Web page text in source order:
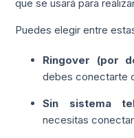
que se usará para
Puedes elegir entre
Ringover (por
debes conectarte
Sin sistema
necesitas